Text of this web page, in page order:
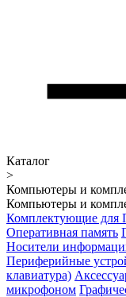
Каталог
>
Компьютеры и
Компьютеры и
Комплектующие для
Оперативная память
Носители
Периферийные
клавиатура)
микрофоном